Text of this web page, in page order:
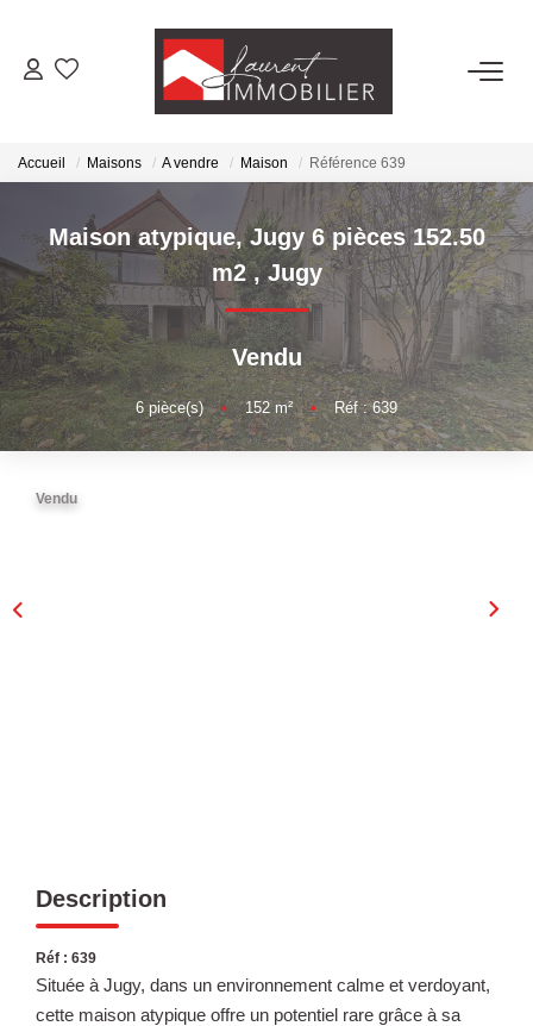
ACHETER
LOUER
ESTIMER
FAIRE GÉRER
NOS AGENCES
Accueil Maisons A vendre Maison Référence 639
Maison atypique, Jugy 6 pièces 152.50
m2,Jugy
Vendu
6pièce(s) • 152m² • Réf : 639
Vendu
Description
Réf : 639
Située à Jugy, dans un environnement calme et verdoyant,
cette maison atypique offre un potentiel rare grâce à sa